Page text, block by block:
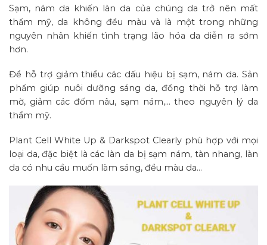
Sạm, nám da khiến làn da của chúng da trở nên mất
thẩm mỹ, da không đều màu và là một trong những
nguyên nhân khiến tình trạng lão hóa da diễn ra sớm
hơn.
Để hỗ trợ giảm thiểu các dấu hiệu bị sạm, nám da. Sản
phẩm giúp nuôi dưỡng sáng da, đồng thời hỗ trợ làm
mờ, giảm các đốm nâu, sạm nám,… theo nguyên lý da
thẩm mỹ.
Plant Cell White Up & Darkspot Clearly phù hợp với mọi
loại da, đặc biệt là các làn da bị sạm nám, tàn nhang, làn
da có nhu cầu muốn làm sáng, đều màu da…